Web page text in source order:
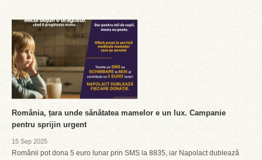
România, țara unde sănătatea mamelor e un lux. Campanie
pentru sprijin urgent
15 Sep 2025
Românii pot dona 5 euro lunar prin SMS la 8835, iar Napolact dublează